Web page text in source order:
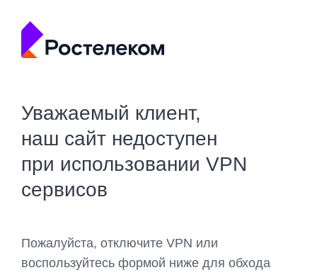
Уважаемый клиент,
наш сайт недоступен
при использовании VPN
сервисов
Пожалуйста, отключите VPN или
воспользуйтесь формой ниже для обхода